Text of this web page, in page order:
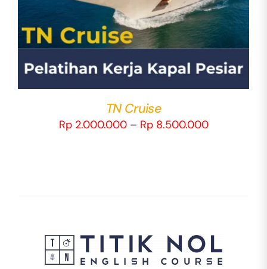
HAS
MULTIPLE
VARIANTS.
THE
OPTIONS
MAY
BE
CHOSEN
ON
THE
TN Cruise
Rp2.000.000 – Rp8.500.000Price